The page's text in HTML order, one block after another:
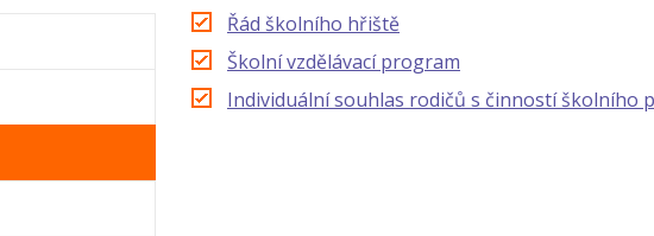
Řád školního hřiště
Školní vzdělávací program
Individuální souhlas rodičů s činností školního